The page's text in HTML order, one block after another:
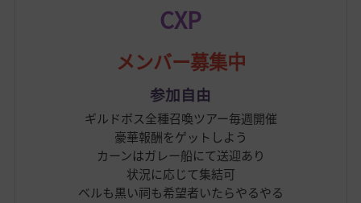
CXP
メンバー募集中
参加自由
ギルドボス全種召喚ツアー毎週開催
豪華報酬をゲットしよう
カーンはガレー船にて送迎あり
状況に応じて集結可
ベルも黒い祠も希望者いたらやるやる